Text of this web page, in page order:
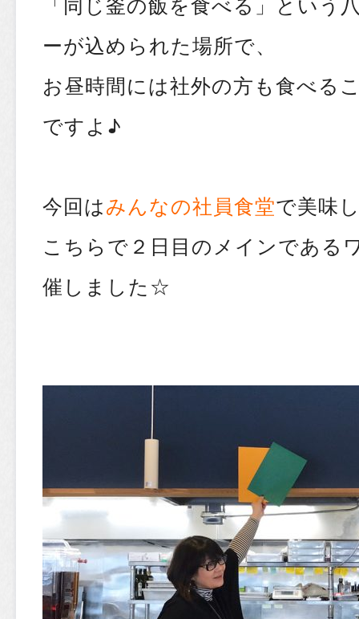
ーが込められた場所で、
お昼時間には社外の方も食べる
ですよ♪
今回はみんなの社員食堂で美味
こちらで２日目のメインである
催しました☆